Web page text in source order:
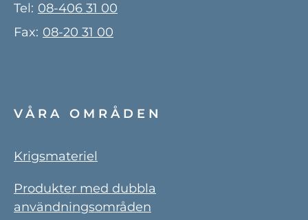
Tel: 08-406 31 00
Fax: 08-20 31 00
VÅRA OMRÅDEN
Krigsmateriel
Produkter med dubbla
användningsområden